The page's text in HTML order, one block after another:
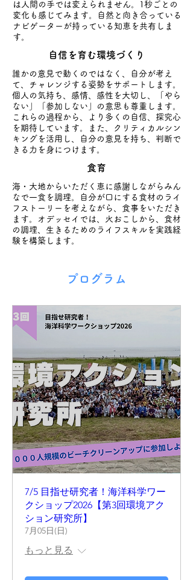
は人間の手では変えられません。1秒ごとの
変化も感じてみます​。自然と向き合っている
ナビゲーターが持っている知恵を共有しま
す。
​自信を育む環境づくり
誰かの意見で動くのではなく、自分が考え
て、チャレンジする姿勢をサポートします。
個人の気持ち、感情、感性を大切し、「やら
ない」「参加しない」の意思も尊重します​。
これらの過程から、より多くの自信、探究心
を期待しています。また、
クリティカルシン
キングを活用し、自分の意見を持ち、判断で
きる力を身につけます。
​食育
海・大地からいただく恵に感謝しながらみん
なで一食を調理。自分が口にする食材のライ
フストーリーを考えながら、食事をいただき
ます。オデッセイでは、火おこしから、食材
の調理、生きるためのライフスキルを実践経
験を構築します。
​プログラム
7/5 目指せ研究者！海洋科学ワー
クショップ2026【第3回環境アク
ション研究所】
7月05日(日)
もっと見る